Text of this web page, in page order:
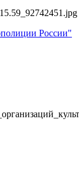
России"